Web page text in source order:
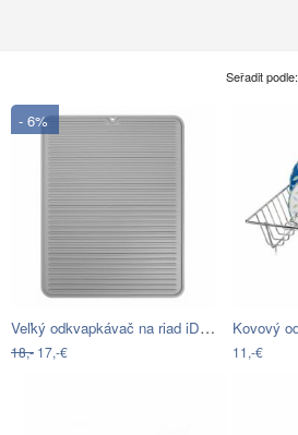
Seřadit podle:
- 6%
Veľký odkvapkávač na riad iDesign Lineo
18,- 17,-€ 11,-€